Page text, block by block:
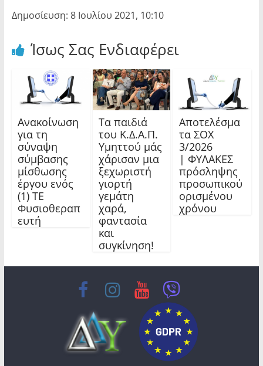
Δημοσίευση: 8 Ιουλίου 2021, 10:10
Ίσως Σας Ενδιαφέρει
Ανακοίνωση
για τη
σύναψη
σύμβασης
μίσθωσης
έργου ενός
(1) ΤΕ
Φυσιοθεραπ
ευτή
Τα παιδιά
του Κ.Δ.Α.Π.
Υμηττού μάς
χάρισαν μια
ξεχωριστή
γιορτή
γεμάτη
χαρά,
φαντασία
και
συγκίνηση!
Αποτελέσμα
τα ΣΟΧ
3/2026
| ΦΥΛΑΚΕΣ
πρόσληψης
προσωπικού
ορισμένου
χρόνου